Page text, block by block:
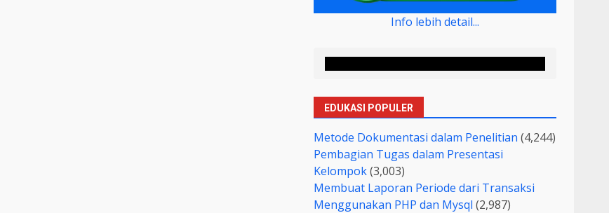
Info lebih detail...
EDUKASI POPULER
Metode Dokumentasi dalam Penelitian (4,244)
Pembagian Tugas dalam Presentasi
Kelompok(3,003)
Membuat Laporan Periode dari Transaksi
Menggunakan PHP dan Mysql (2,987)